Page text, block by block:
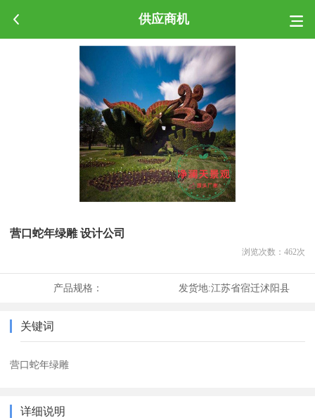
供应商机
营口蛇年绿雕 设计公司
浏览次数： 462次
产品规格： 发货地:江苏省宿迁沭阳县
关键词
营口蛇年绿雕
详细说明